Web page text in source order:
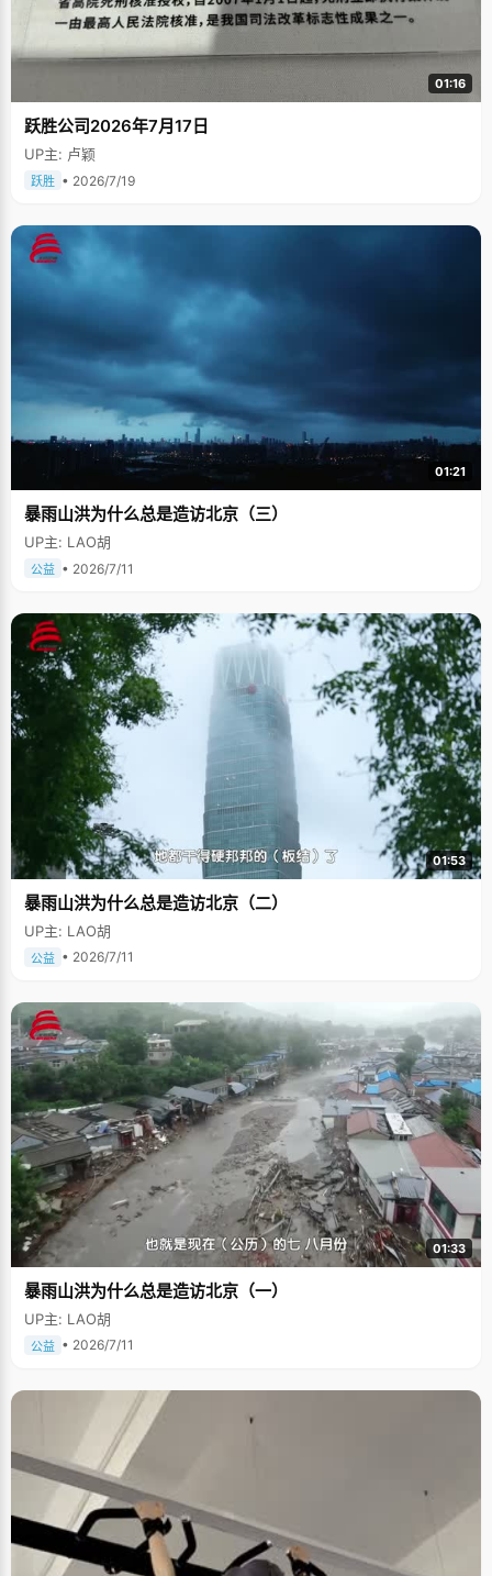
01:16
跃胜公司2026年7月17日
UP主: 卢颖
跃胜 • 2026/7/19
01:21
暴雨山洪为什么总是造访北京（三）
UP主: LAO胡
公益 • 2026/7/11
01:53
暴雨山洪为什么总是造访北京（二）
UP主: LAO胡
公益 • 2026/7/11
01:33
暴雨山洪为什么总是造访北京（一）
UP主: LAO胡
公益 • 2026/7/11